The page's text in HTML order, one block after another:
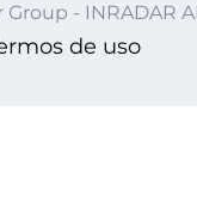
- INRADAR
de uso